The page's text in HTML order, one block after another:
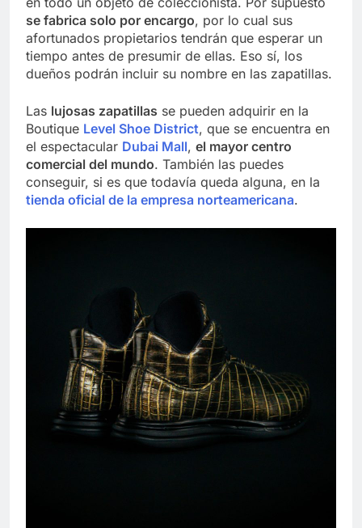
se fabrica solo por encargo, por lo cual sus
afortunados propietarios tendrán que esperar un
tiempo antes de presumir de ellas. Eso sí, los
dueños podrán incluir su nombre en las zapatillas.
Las lujosas zapatillas se pueden adquirir en la
Boutique Level Shoe District, que se encuentra en
el espectacular Dubai Mall, el mayor centro
comercial del mundo. También las puedes
conseguir, si es que todavía queda alguna, en la
tienda oficial de la empresa norteamericana.